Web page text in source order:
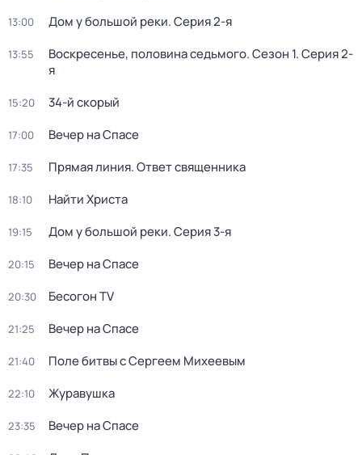
13:00 Дом у большой реки. Серия 2-я
13:55 Воскресенье, половина седьмого. Сезон 1. Серия 2-
я
15:20 34-й скорый
17:00 Вечер на Спасе
17:35 Прямая линия. Ответ священника
18:10 Найти Христа
19:15 Дом у большой реки. Серия 3-я
20:15 Вечер на Спасе
20:30 Бесогон TV
21:25 Вечер на Спасе
21:40 Поле битвы с Сергеем Михеевым
22:10 Жypавушка
23:35 Вечер на Спасе